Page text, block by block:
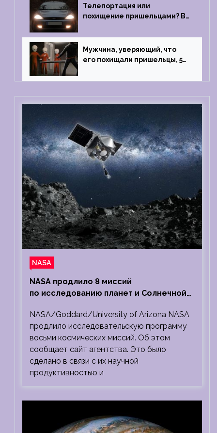
Телепортация или
похищение пришельцами? В
случай произошел с семьей
из Аргентины
Мужчина, уверяющий, что
его похищали пришельцы, 5
тест на детекторе лжи
NASA
NASA продлило 8 миссий
по исследованию планет и Солнечной
NASA/Goddard/University of Arizona NASA
продлило исследовательскую программу
восьми космических миссий. Об этом
сообщает сайт агентства. Это было
сделано в связи с их научной
продуктивностью и